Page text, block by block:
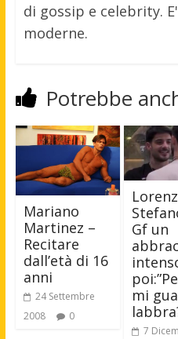
di gossip e celebrity.
moderne.
Potrebbe
Mariano
Martinez –
Recitare
dall’età di 16
anni
24 Settembre
2008
0
Gf un
mi
7